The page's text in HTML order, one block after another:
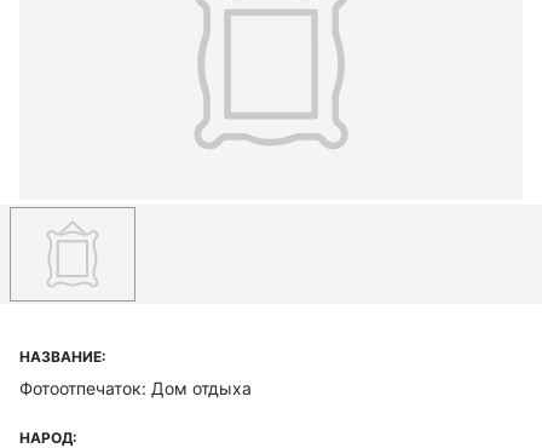
НАЗВАНИЕ:
Фотоотпечаток: Дом отдыха
НАРОД: